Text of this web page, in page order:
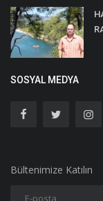
SOSYAL MEDYA
Bültenimize Katılın